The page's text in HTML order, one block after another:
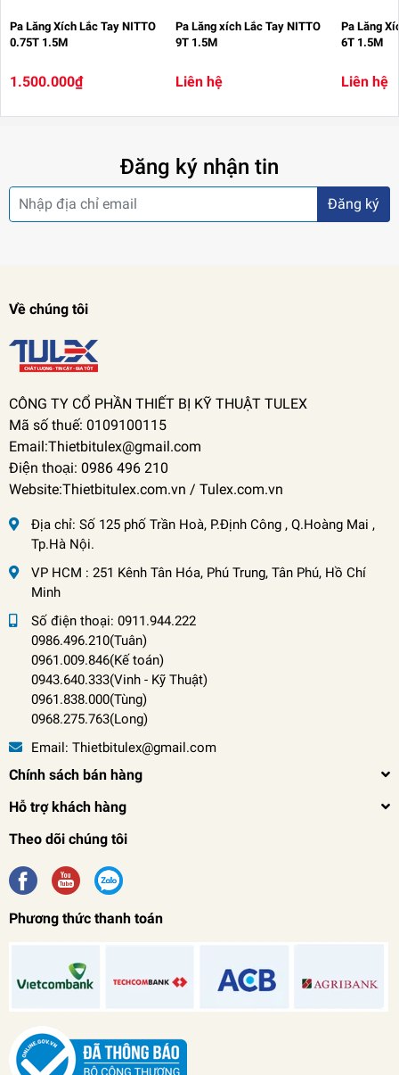
Pa Lăng Xích Lắc Tay NITTO
0.75T 1.5M
1.500.000₫
Pa Lăng xích Lắc Tay NITTO
9T 1.5M
Liên hệ
Pa Lăng
6T 1.5M
Liên hệ
Đăng ký nhận tin
Đăng ký
Về chúng tôi
CÔNG TY CỔ PHẦN THIẾT BỊ KỸ THUẬT TULEX
Mã số thuế: 0109100115
Email:Thietbitulex@gmail.com
Điện thoại: 0986 496 210
Website:Thietbitulex.com.vn / Tulex.com.vn
Địa chỉ: Số 125 phố Trần Hoà, P.Định Công , Q.Hoàng Mai ,
Tp.Hà Nội.
VP HCM : 251 Kênh Tân Hóa, Phú Trung, Tân Phú, Hồ Chí
Minh
Số điện thoại: 0911.944.222
0986.496.210(Tuân)
0961.009.846(Kế toán)
0943.640.333(Vinh - Kỹ Thuật)
0961.838.000(Tùng)
0968.275.763(Long)
Email: Thietbitulex@gmail.com
Chính sách bán hàng
Hỗ trợ khách hàng
Theo dõi chúng tôi
Phương thức thanh toán
0₫
undefined